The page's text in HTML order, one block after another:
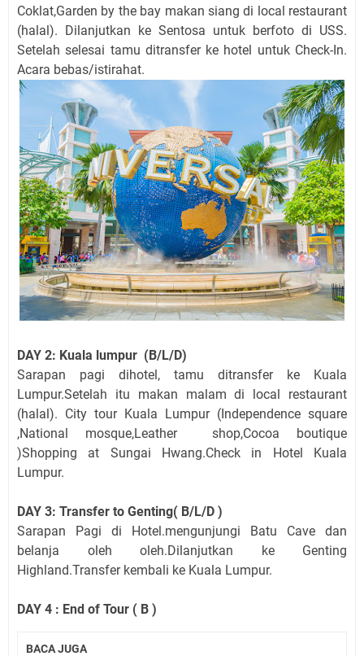
Coklat,Garden by the bay makan siang di local restaurant
(halal). Dilanjutkan ke Sentosa untuk berfoto di USS.
Setelah selesai tamu ditransfer ke hotel untuk Check-In.
Acara bebas/istirahat.
DAY 2: Kuala lumpur (B/L/D)
Sarapan pagi dihotel, tamu ditransfer ke Kuala
Lumpur.Setelah itu makan malam di local restaurant
(halal). City tour Kuala Lumpur (Independence square
,National mosque,Leather shop,Cocoa boutique
)Shopping at Sungai Hwang.Check in Hotel Kuala
Lumpur.
DAY 3: Transfer to Genting( B/L/D )
Sarapan Pagi di Hotel.mengunjungi Batu Cave dan
belanja oleh oleh.Dilanjutkan ke Genting
Highland.Transfer kembali ke Kuala Lumpur.
DAY 4 : End of Tour ( B )
BACA JUGA